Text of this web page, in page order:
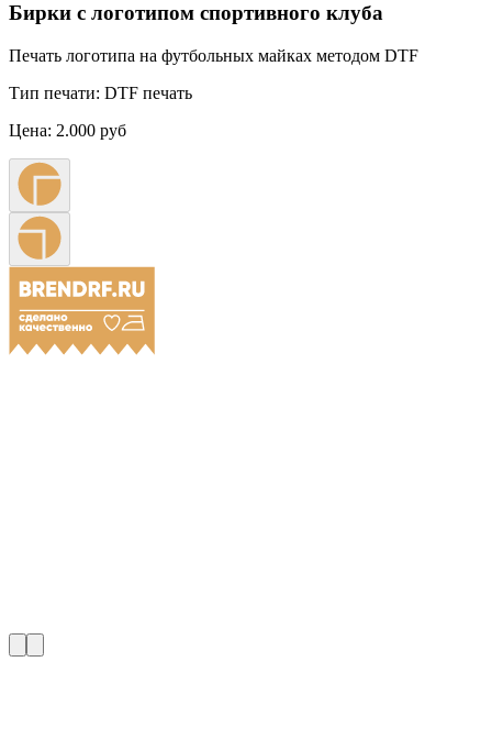
Бирки с логотипом спортивного клуба
Печать логотипа на футбольных майках методом DTF
Тип печати: DTF печать
Цена: 2.000 руб